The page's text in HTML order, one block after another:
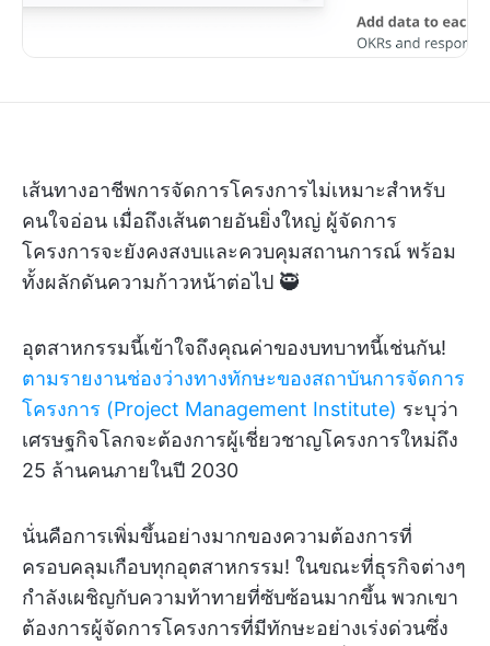
เส้นทางอาชีพการจัดการโครงการไม่เหมาะสำหรับ
คนใจอ่อน เมื่อถึงเส้นตายอันยิ่งใหญ่ ผู้จัดการ
โครงการจะยังคงสงบและควบคุมสถานการณ์ พร้อม
ทั้งผลักดันความก้าวหน้าต่อไป 🥷
อุตสาหกรรมนี้เข้าใจถึงคุณค่าของบทบาทนี้เช่นกัน!
ตามรายงานช่องว่างทางทักษะของสถาบันการจัดการ
โครงการ (Project Management Institute) ระบุว่า
เศรษฐกิจโลกจะต้องการผู้เชี่ยวชาญโครงการใหม่ถึง
25 ล้านคนภายในปี 2030
นั่นคือการเพิ่มขึ้นอย่างมากของความต้องการที่
ครอบคลุมเกือบทุกอุตสาหกรรม! ในขณะที่ธุรกิจต่างๆ
กำลังเผชิญกับความท้าทายที่ซับซ้อนมากขึ้น พวกเขา
ต้องการผู้จัดการโครงการที่มีทักษะอย่างเร่งด่วนซึ่ง